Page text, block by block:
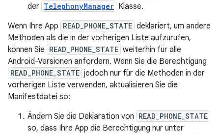
der TelephonyManager Klasse.
Wenn Ihre App READ_PHONE_STATE deklariert, um andere
Methoden als die in der vorherigen Liste aufzurufen,
können Sie READ_PHONE_STATE weiterhin für alle
Android-Versionen anfordern. Wenn Sie die Berechtigung
READ_PHONE_STATE jedoch nur für die Methoden in der
vorherigen Liste verwenden, aktualisieren Sie die
Manifestdatei so:
Ändern Sie die Deklaration von READ_PHONE_STATE
so, dass Ihre App die Berechtigung nur unter